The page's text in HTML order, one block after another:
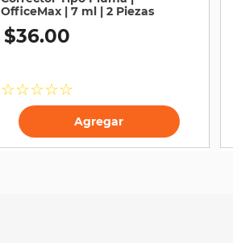
OfficeMax | 7 ml | 2 Piezas
$36.00
☆☆☆☆☆
Agregar